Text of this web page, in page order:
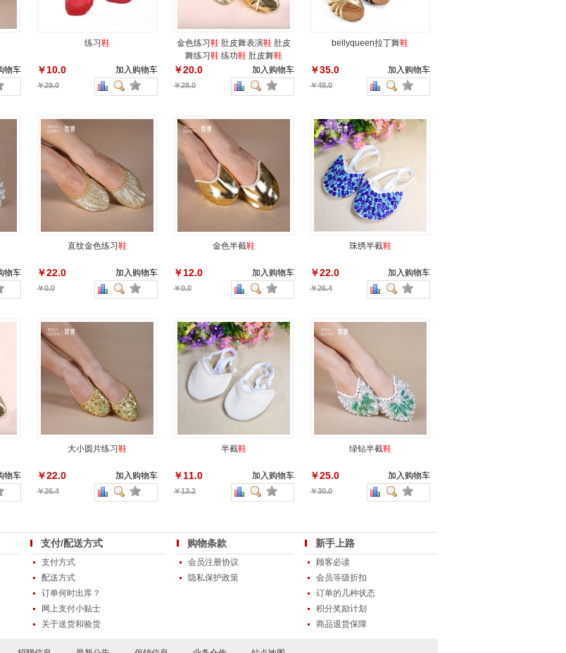
物车
练习 鞋
￥10.0 加入购物车
￥29.0
金色练习 鞋 肚皮舞表演鞋 肚皮
舞练习 鞋 练功鞋 肚皮舞鞋
￥20.0 加入购物车
￥28.0
bellyqueen拉丁舞鞋
￥35.0 加入购物车
￥48.0
物车
直纹金色练习 鞋
￥22.0 加入购物车
￥0.0
金色半截鞋
￥12.0 加入购物车
￥0.0
珠绣半截鞋
￥22.0 加入购物车
￥26.4
物车
大小圆片练习 鞋
￥22.0 加入购物车
￥26.4
半截鞋
￥11.0 加入购物车
￥13.2
绿钻半截鞋
￥25.0 加入购物车
￥30.0
支付/配送方式
支付方式
配送方式
订单何时出库？
网上支付小贴士
关于送货和验货
购物条款
会员注册协议
隐私保护政策
新手上路
顾客必读
会员等级折扣
订单的几种状态
积分奖励计划
商品退货保障